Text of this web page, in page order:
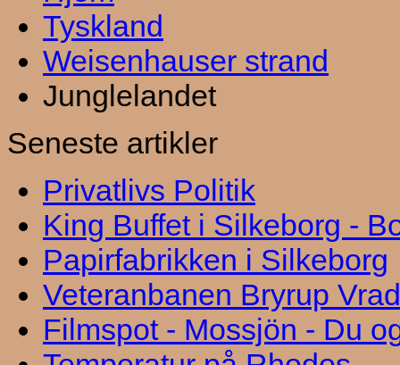
Tyskland
Weisenhauser strand
Junglelandet
Seneste artikler
Privatlivs Politik
King Buffet i Silkeborg -
Papirfabrikken i Silkeborg
Veteranbanen Bryrup
Filmspot - Mossjön - Du